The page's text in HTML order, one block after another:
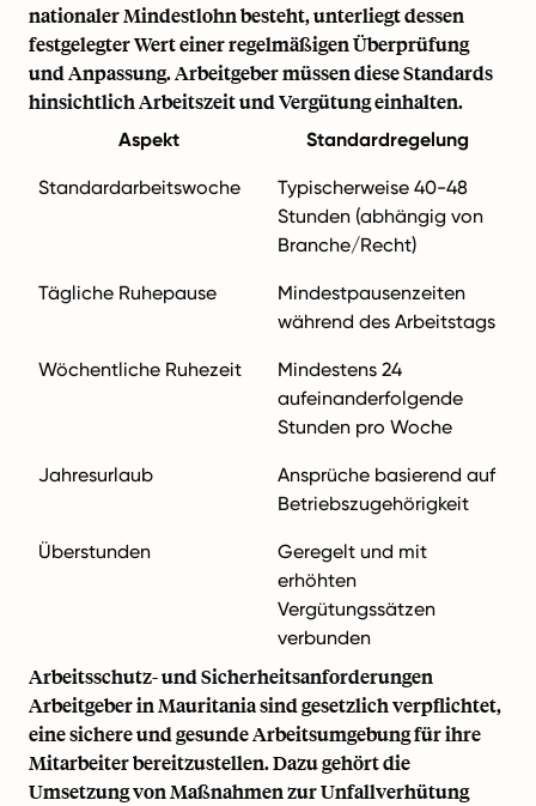
nationaler Mindestlohn besteht, unterliegt dessen
festgelegter Wert einer regelmäßigen Überprüfung
und Anpassung. Arbeitgeber müssen diese Standards
hinsichtlich Arbeitszeit und Vergütung einhalten.
Aspekt Standardregelung
Standardarbeitswoche
Typischerweise 40-48
Stunden (abhängig von
Branche/Recht)
Tägliche Ruhepause
Mindestpausenzeiten
während des Arbeitstags
Wöchentliche Ruhezeit
Mindestens 24
aufeinanderfolgende
Stunden pro Woche
Jahresurlaub
Ansprüche basierend auf
Betriebszugehörigkeit
Überstunden
Geregelt und mit
erhöhten
Vergütungssätzen
verbunden
Arbeitsschutz- und Sicherheitsanforderungen
Arbeitgeber in Mauritania sind gesetzlich verpflichtet,
eine sichere und gesunde Arbeitsumgebung für ihre
Mitarbeiter bereitzustellen. Dazu gehört die
Umsetzung von Maßnahmen zur Unfallverhütung